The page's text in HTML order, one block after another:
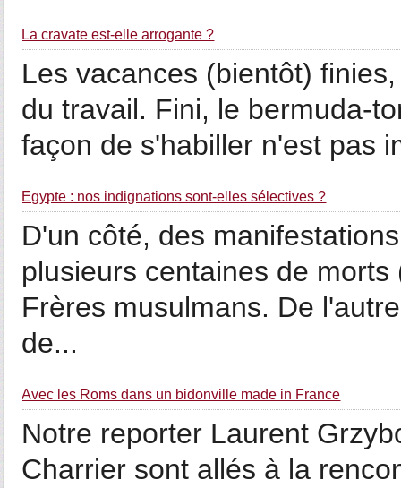
La cravate est-elle arrogante ?
Les vacances (bientôt)
du travail. Fini, le bermuda-
façon de s'habiller n'est pas
Egypte : nos indignations sont-elles sélectives ?
D'un côté, des
plusieurs centaines de
Frères musulmans. De
de...
Avec les Roms dans un bidonville made in France
Notre reporter Laurent
Charrier sont allés à la